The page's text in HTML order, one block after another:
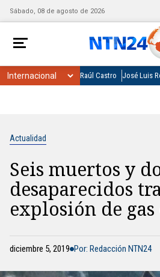
Sábado, 08 de agosto de 2026
Raúl Castro José Luis
Actualidad
Seis muertos y
desaparecidos
explosión de
diciembre 5, 2019 Por: Redacción NTN24